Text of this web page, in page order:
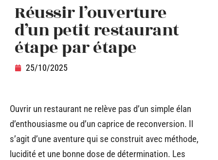
Réussir l’ouverture
d’un petit restaurant
étape par étape
25/10/2025
Ouvrir un restaurant ne relève pas d’un simple élan
d’enthousiasme ou d’un caprice de reconversion. Il
s’agit d’une aventure qui se construit avec méthode,
lucidité et une bonne dose de détermination. Les